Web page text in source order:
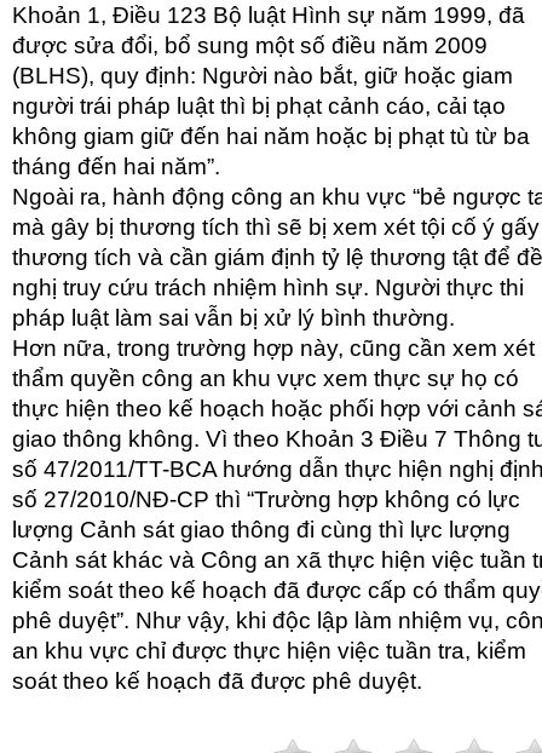
Khoản 1, Điều 123 Bộ luật Hình sự năm 1999, đã
được sửa đổi, bổ sung một số điều năm 2009
(BLHS), quy định: Người nào bắt, giữ hoặc giam
người trái pháp luật thì bị phạt cảnh cáo, cải tạo
không giam giữ đến hai năm hoặc bị phạt tù từ ba
tháng đến hai năm”.
Ngoài ra, hành động công an khu vực “bẻ ngược
mà gây bị thương tích thì sẽ bị xem xét tội cố ý gấy
thương tích và cần giám định tỷ lệ thương tật để đề
nghị truy cứu trách nhiệm hình sự. Người thực thi
pháp luật làm sai vẫn bị xử lý bình thường.
Hơn nữa, trong trường hợp này, cũng cần xem xét
thẩm quyền công an khu vực xem thực sự họ có
thực hiện theo kế hoạch hoặc phối hợp với cảnh
giao thông không. Vì theo Khoản 3 Điều 7 Thông
số 47/2011/TT-BCA hướng dẫn thực hiện nghị
số 27/2010/NĐ-CP thì “Trường hợp không có lực
lượng Cảnh sát giao thông đi cùng thì lực lượng
Cảnh sát khác và Công an xã thực hiện việc tuần
kiểm soát theo kế hoạch đã được cấp có thẩm
phê duyệt”. Như vậy, khi độc lập làm nhiệm vụ,
an khu vực chỉ được thực hiện việc tuần tra, kiểm
soát theo kế hoạch đã được phê duyệt.